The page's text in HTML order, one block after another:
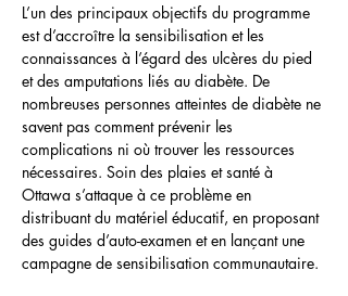
L’un des principaux objectifs du programme
est d’accroître la sensibilisation et les
connaissances à l’égard des ulcères du pied
et des amputations liés au diabète. De
nombreuses personnes atteintes de diabète ne
savent pas comment prévenir les
complications ni où trouver les ressources
nécessaires. Soin des plaies et santé à
Ottawa s’attaque à ce problème en
distribuant du matériel éducatif, en proposant
des guides d’auto-examen et en lançant une
campagne de sensibilisation communautaire.